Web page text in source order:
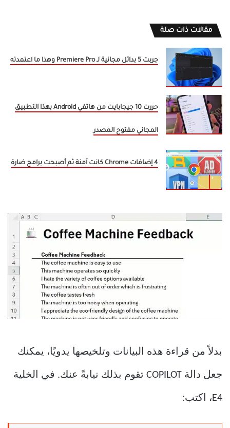
مقالات ذات صلة
جربت 5 بدائل مجانية لـ Premiere Pro وهذا ما اعتمدته
حررت 10 جيجابايت من هاتفي Android بهذا التطبيق
المجاني مفتوح المصدر
4 إضافات Chrome كانت آمنة ثم أصبحت برامج ضارة
بدلاً من قراءة هذه البيانات وتلخيصها يدويًا، يمكنك
جعل دالة COPILOT تقوم بذلك نيابةً عنك. في الخلية
E4، اكتب: